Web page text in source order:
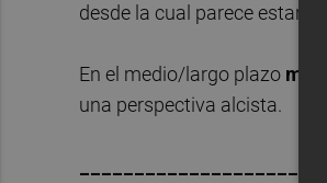
desde la cual parece estar
En el medio/largo plazo
una perspectiva alcista.